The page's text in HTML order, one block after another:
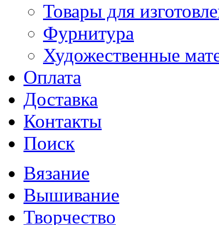
Товары для
Фурнитура
Художественные
Оплата
Доставка
Контакты
Поиск
Вязание
Вышивание
Творчество